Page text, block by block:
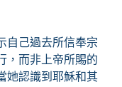
自己過去所信奉宗
，而非上帝所賜的
她認識到耶穌和其